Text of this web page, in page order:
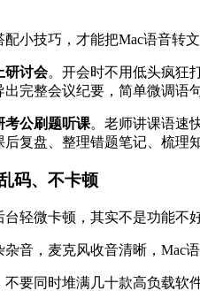
小技巧，才能把Mac语音转
研讨会。开会时不用低头疯狂
完整会议纪要，简单微调语
考公刷题听课。老师讲课语速
复盘、整理错题笔记、梳理
码、不卡顿
轻微卡顿，其实不是功能不
音，麦克风收音清晰，Mac
要同时堆满几十款高负载软